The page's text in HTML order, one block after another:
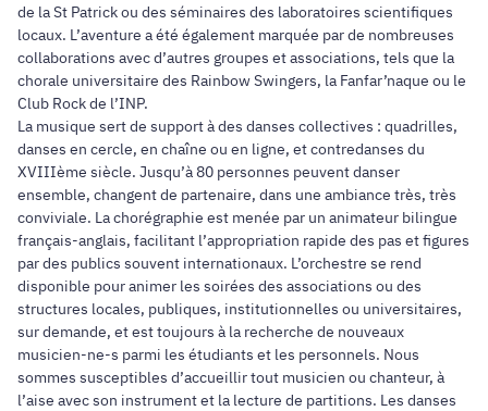
de la St Patrick ou des séminaires des laboratoires scientifiques
locaux. L’aventure a été également marquée par de nombreuses
collaborations avec d’autres groupes et associations, tels que la
chorale universitaire des Rainbow Swingers, la Fanfar’naque ou le
Club Rock de l’INP.
La musique sert de support à des danses collectives : quadrilles,
danses en cercle, en chaîne ou en ligne, et contredanses du
XVIIIème siècle. Jusqu’à 80 personnes peuvent danser
ensemble, changent de partenaire, dans une ambiance très, très
conviviale. La chorégraphie est menée par un animateur bilingue
français-anglais, facilitant l’appropriation rapide des pas et figures
par des publics souvent internationaux. L’orchestre se rend
disponible pour animer les soirées des associations ou des
structures locales, publiques, institutionnelles ou universitaires,
sur demande, et est toujours à la recherche de nouveaux
musicien-ne-s parmi les étudiants et les personnels. Nous
sommes susceptibles d’accueillir tout musicien ou chanteur, à
l’aise avec son instrument et la lecture de partitions. Les danses